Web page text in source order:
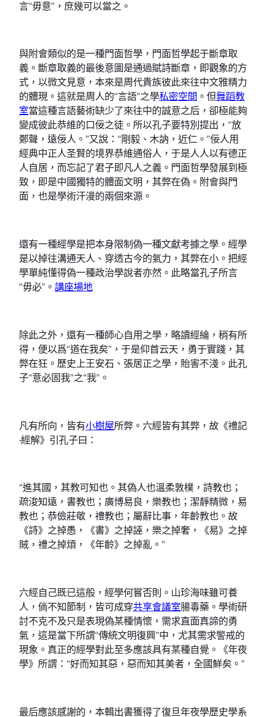
言“毋意”，庶幾可以當之。
與附會類似的是一種門面哲學，門面哲學起于斷章取
義。斷章取義的最後意圖是通過賦詩斷章，即觀象的方
式，以微文見意，本來是周代貴族彼此來往中文雅精力
的體現。這就是周人的“言語”之學私密空間 。但舞蹈教
室當這種言語藝術缺少了來往中的誠意之后，卻極能夠
變成彼此恭維的口佞之徒。所以孔子要特別提出，“放
鄭聲，遠佞人。”又說：“剛毅、木訥，近仁。”佞人用
經典中正人圣賢的境界恭維通俗人，于是人人以有德正
人自居，而忘記了君子即凡人之義。門面哲學發展到極
致，即是中國獨特的體面文明，其弊在偽。附會與門
面，也是學術汗漫的兩個來源。
還有一種經學是把本身限制偽一種文獻考據之學。經學
是以掉往溝通天人、穿透古今的氣力，其弊在小。把經
學單純懂得偽一種政治學說者亦然。此略當孔子所言
“毋必”。 講座場地
除此之外，還有一種師心自用之學，略讀經綸，稍有所
得，便以爲“道在我矣”，于是仰首云天，勇于實踐，其
弊在狂。歷史上王安石、張居正之學，貽害不淺。此孔
子“意必固我”之“我”。
凡有所向，皆有小樹屋所弊。六經皆有其弊，故《禮記
·經解》引孔子曰：
“進其國，其教可知也。其偽人也溫柔敦樸，詩教也；
疏浚知遠，書教也；廣博易良，樂教也；潔靜精微，易
教也；恭儉莊敬，禮教也；屬辭比事，年齡教也。故
《詩》之掉愚，《書》之掉誣，樂之掉奢，《易》之掉
賊，禮之掉煩，《年齡》之掉亂。”
六經自己既已這般，經學何嘗否則。山珍海味雖可養
人，倘不知節制，皆可成穿共享會議室腸毒藥。學術研
討不克不及只是表現偽某種情懷，需求直面真諦的勇
氣，這是當下所謂“傳統文明復興”中，尤其需求警戒的
現象。真正的經學對此至多應該具有某種自覺。《年夜
學》所謂：“好而知其惡，惡而知其美者，全國鮮矣。”
最后應該感謝的，本輯出書獲得了復旦年夜學歷史學系